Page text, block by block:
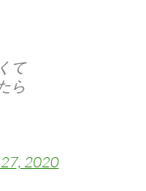
て
ら
2020